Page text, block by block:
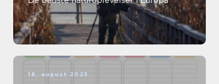
18. august 2025